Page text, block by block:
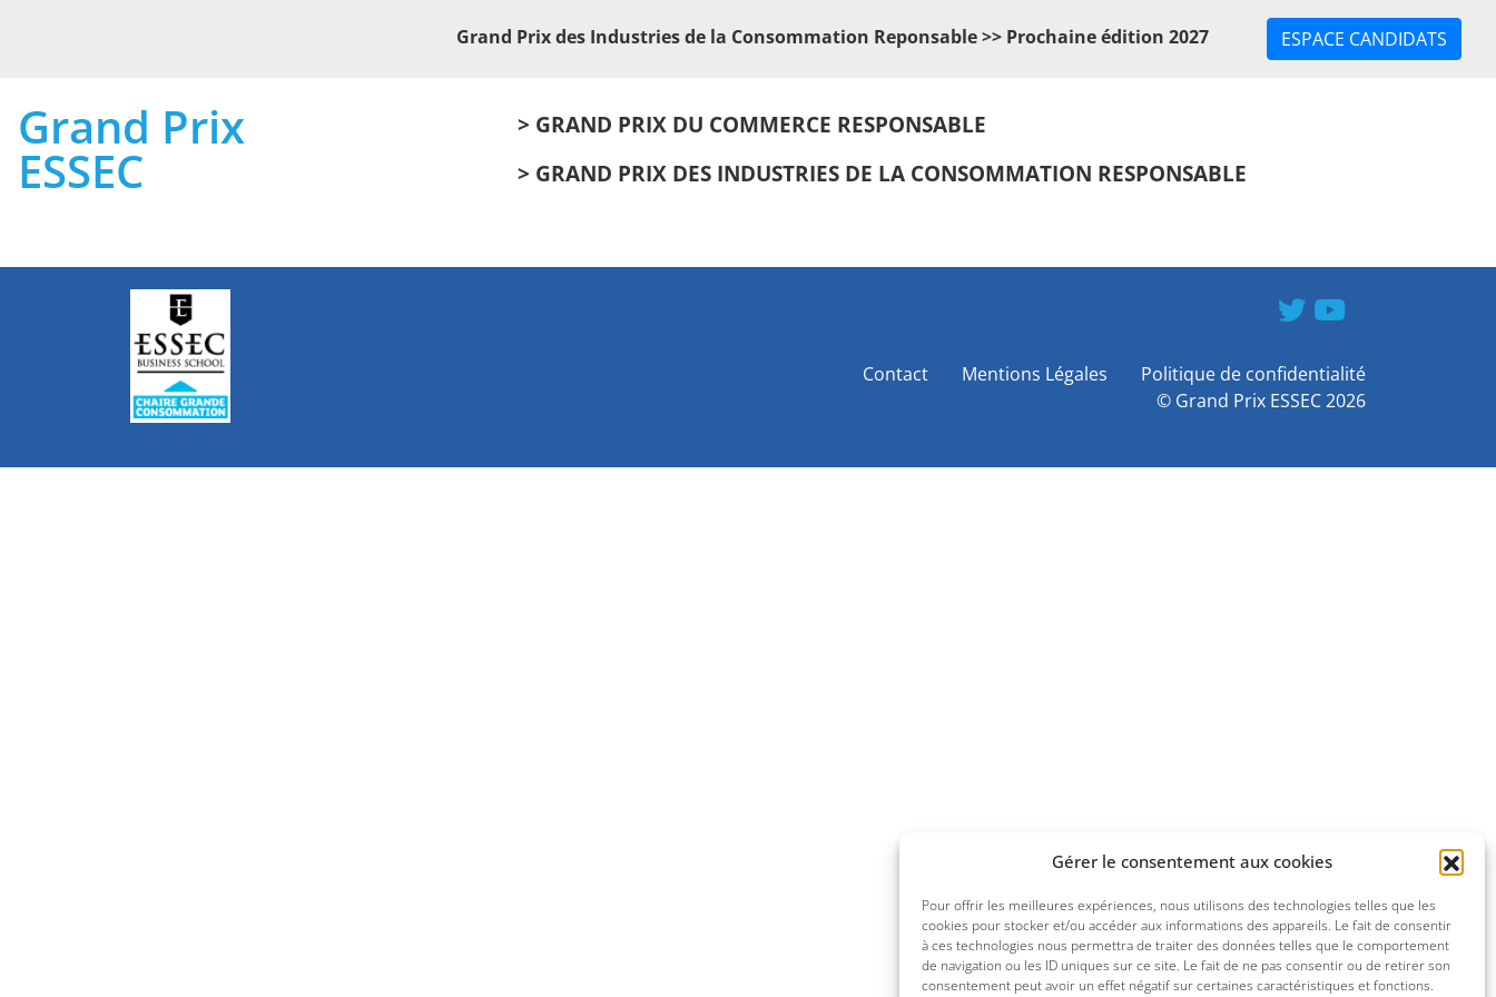
Gérer le consentement aux cookies
Pour offrir les meilleures expériences, nous utilisons des technologies telles que les
cookies pour stocker et/ou accéder aux informations des appareils. Le fait de consentir
à ces technologies nous permettra de traiter des données telles que le comportement
de navigation ou les ID uniques sur ce site. Le fait de ne pas consentir ou de retirer son
consentement peut avoir un effet négatif sur certaines caractéristiques et fonctions.
Grand Prix des Industries de la Consommation Reponsable >> Prochaine édition 2027 ESPACE CANDIDATS
Grand Prix
ESSEC
> GRAND PRIX DU COMMERCE RESPONSABLE
> GRAND PRIX DES INDUSTRIES DE LA CONSOMMATION RESPONSABLE
Contact Mentions Légales
Politique de confidentialité
© Grand Prix ESSEC2026